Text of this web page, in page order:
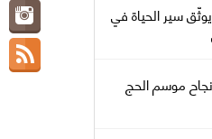
سير الحياة في
موسم الحج